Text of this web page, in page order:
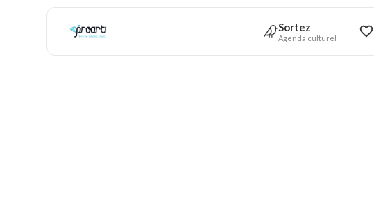
Sortez
Agenda culturel